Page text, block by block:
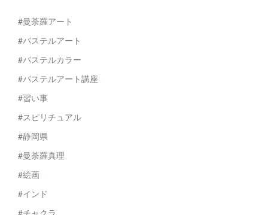
#曼荼羅アート
#パステルアート
#パステルカラー
#パステルアート講座
#習い事
#スピリチュアル
#静岡県
#曼荼羅真理
#絵画
#インド